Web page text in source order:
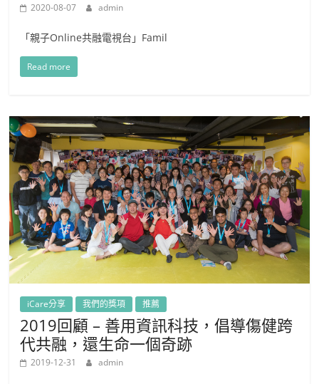
2020-08-07 admin
「親子Online共融電視台」Famil
Read more
iCare分享 我們的獎項 推薦
2019回顧 – 善用資訊科技，倡導傷健跨
代共融，還生命一個奇跡
2019-12-31 admin